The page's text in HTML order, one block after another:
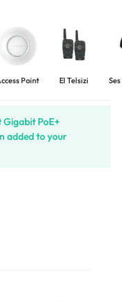
Point El Telsizi
Gigabit PoE+
added to your